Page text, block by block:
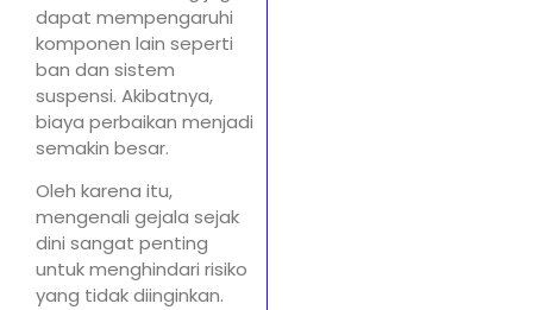
dapat mempengaruhi
komponen lain seperti
ban dan sistem
suspensi. Akibatnya,
biaya perbaikan menjadi
semakin besar.
Oleh karena itu,
mengenali gejala sejak
dini sangat penting
untuk menghindari risiko
yang tidak diinginkan.